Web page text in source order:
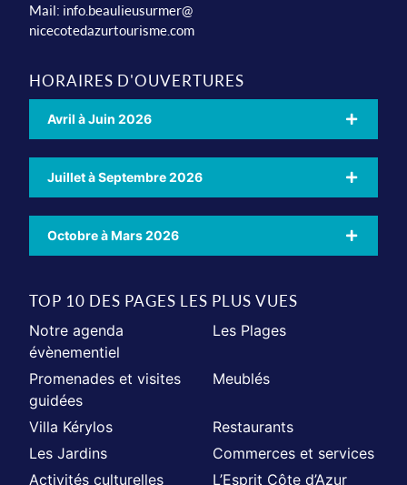
Mail: info.beaulieusurmer@
nicecotedazurtourisme.com
HORAIRES D'OUVERTURES
Avril à Juin 2026
Juillet à Septembre 2026
Octobre à Mars 2026
TOP 10 DES PAGES LES PLUS VUES
Notre agenda
évènementiel
Les Plages
Promenades et visites
guidées
Meublés
Villa Kérylos
Restaurants
Les Jardins
Commerces et services
Activités culturelles
L’Esprit Côte d’Azur